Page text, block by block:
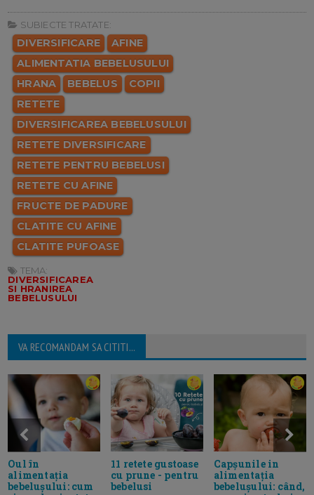
SUBIECTE TRATATE:
DIVERSIFICARE
AFINE
ALIMENTATIA BEBELUSULUI
HRANA
BEBELUS
COPII
RETETE
DIVERSIFICAREA BEBELUSULUI
RETETE DIVERSIFICARE
RETETE PENTRU BEBELUSI
RETETE CU AFINE
FRUCTE DE PADURE
CLATITE CU AFINE
CLATITE PUFOASE
TEMA:
DIVERSIFICAREA
SI HRANIREA
BEBELUSULUI
VA RECOMANDAM SA CITITI...
Oul în
alimentația
bebelușului: cum
11 retete gustoase
cu prune - pentru
bebelusi
Capșunile in
alimentația
bebelușului: când,